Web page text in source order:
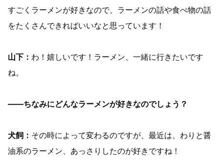
すごくラーメンが好きなので、ラーメンの話や食べ物の話
をたくさんできればいいなと思っています！
山下： わ！嬉しいです！ラーメン、一緒に行きたいです
ね。
――ちなみにどんなラーメンが好きなのでしょう？
犬飼： その時によって変わるのですが、最近は、わりと醤
油系のラーメン、あっさりしたのが好きですね！